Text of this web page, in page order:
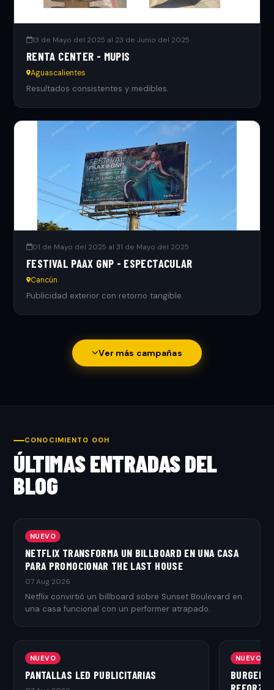
13 de Mayo del 2025 al 23 de Junio del 2025
RENTA CENTER - MUPIS
Aguascalientes
Resultados consistentes y medibles.
01 de Mayo del 2025 al 31 de Mayo del 2025
FESTIVAL PAAX GNP - ESPECTACULAR
Cancún
Publicidad exterior con retorno tangible.
Ver más campañas
CONOCIMIENTO OOH
ÚLTIMAS ENTRADAS DEL
BLOG
NUEVO
NETFLIX TRANSFORMA UN BILLBOARD EN UNA CASA
PARA PROMOCIONAR THE LAST HOUSE
07 Aug 2026
Netflix convirtió un billboard sobre Sunset Boulevard en
una casa funcional con un performer atrapado.
NUEVO
PANTALLAS LED PUBLICITARIAS
NUEVO
BURGER